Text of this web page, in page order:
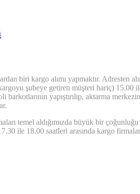
biri kargo alımı yapmaktır. Adresten
şubeye getiren müşteri hariç) 15.00
barkotlarının yapıştırılıp, aktarma
temel aldığımızda büyük bir
ile 18.00 saatleri arasında kargo